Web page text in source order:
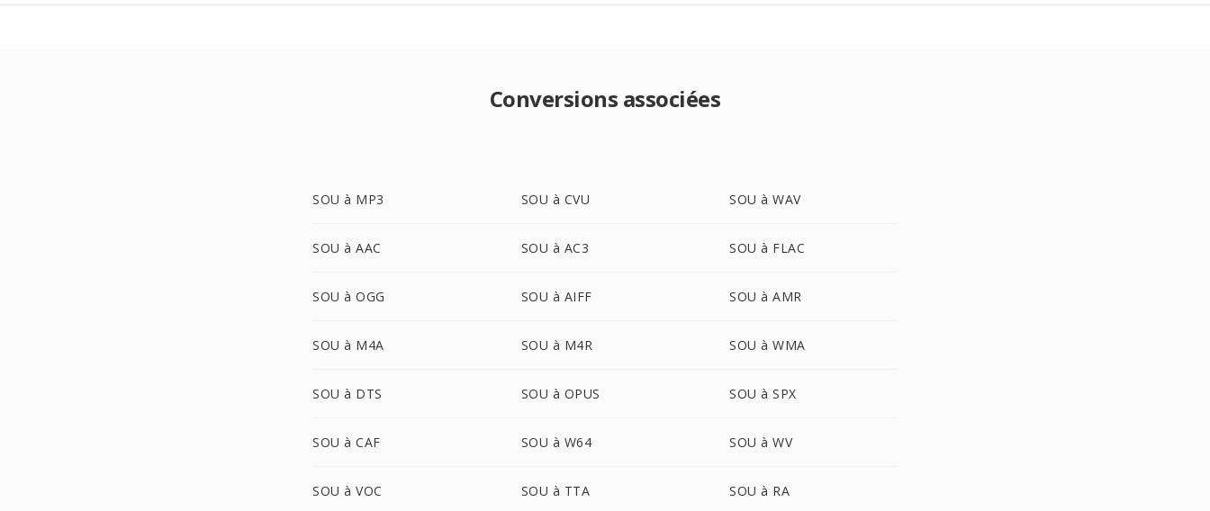
Conversions associées
SOU à MP3 SOU à CVU SOU à WAV
SOU à AAC SOU à AC3 SOU à FLAC
SOU à OGG SOU à AIFF SOU à AMR
SOU à M4A SOU à M4R SOU à WMA
SOU à DTS SOU à OPUS SOU à SPX
SOU à CAF SOU à W64 SOU à WV
SOU à VOC SOU à TTA SOU à RA